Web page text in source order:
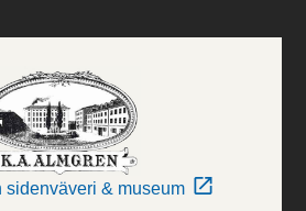
sidenväveri & museum